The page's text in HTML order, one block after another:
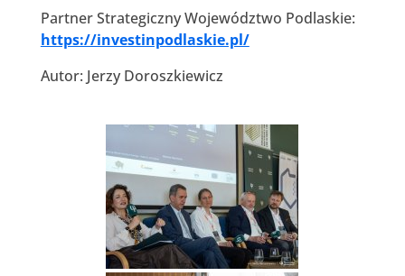
Partner Strategiczny Województwo Podlaskie:
https://investinpodlaskie.pl/
Autor: Jerzy Doroszkiewicz